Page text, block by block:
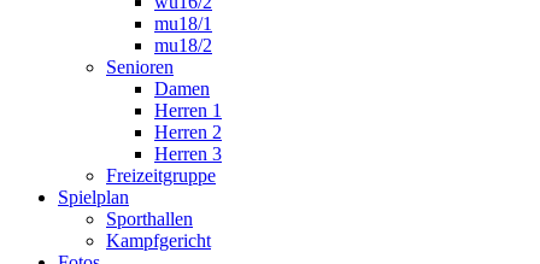
mu18/1
mu18/2
Senioren
Damen
Herren 1
Herren 2
Herren 3
Freizeitgruppe
Spielplan
Sporthallen
Kampfgericht